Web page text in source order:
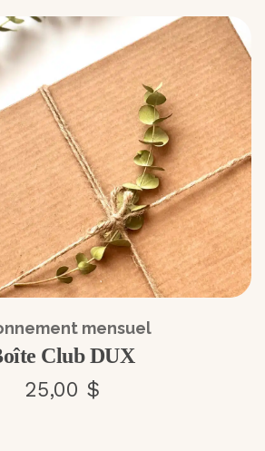
mensuel
Club DUX
25,00 $